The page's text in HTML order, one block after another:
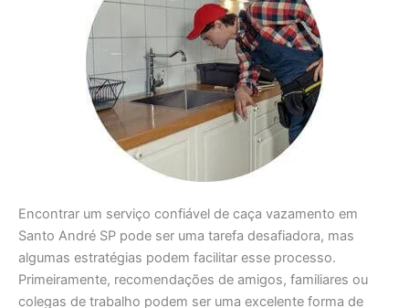
Encontrar um serviço confiável de caça vazamento em
Santo André SP pode ser uma tarefa desafiadora, mas
algumas estratégias podem facilitar esse processo.
Primeiramente, recomendações de amigos, familiares ou
colegas de trabalho podem ser uma excelente forma de